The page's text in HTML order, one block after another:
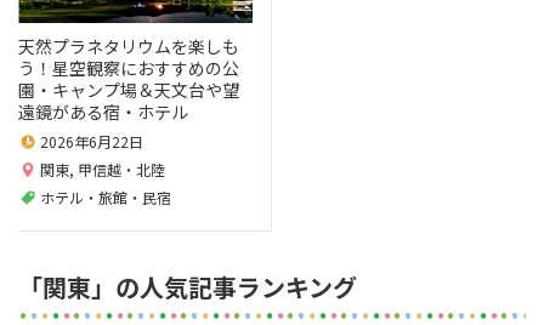
天然プラネタリウムを楽しも
う！星空観察におすすめの公
園・キャンプ場＆天文台や望
遠鏡がある宿・ホテル
2026年6月22日
関東, 甲信越・北陸
ホテル・旅館・民宿
「関東」の人気記事ランキング